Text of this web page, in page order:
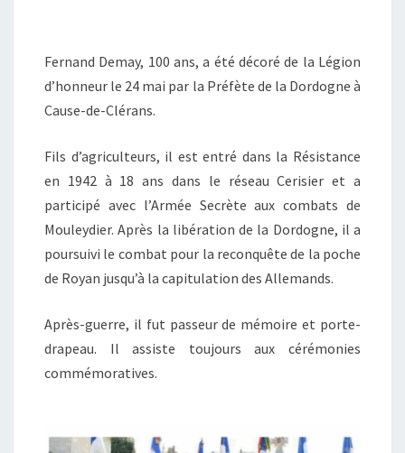
Fernand Demay, 100 ans, a été décoré de la Légion
d’honneur le 24 mai par la Préfète de la Dordogne à
Cause-de-Clérans.
Fils d’agriculteurs, il est entré dans la Résistance
en 1942 à 18 ans dans le réseau Cerisier et a
participé avec l’Armée Secrète aux combats de
Mouleydier. Après la libération de la Dordogne, il a
poursuivi le combat pour la reconquête de la poche
de Royan jusqu’à la capitulation des Allemands.
Après-guerre, il fut passeur de mémoire et porte-
drapeau. Il assiste toujours aux cérémonies
commémoratives.